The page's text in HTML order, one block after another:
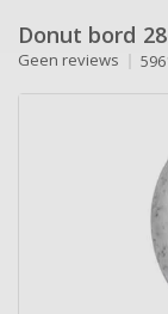
Donut bord
Geen reviews